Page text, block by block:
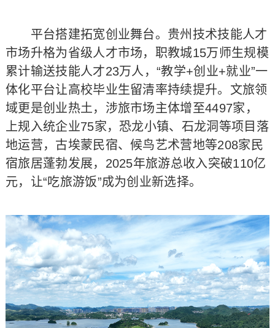
平台搭建拓宽创业舞台。贵州技术技能人才
市场升格为省级人才市场，职教城15万师生规模
累计输送技能人才23万人，“教学+创业+就业”一
体化平台让高校毕业生留清率持续提升。文旅领
域更是创业热土，涉旅市场主体增至4497家，
上规入统企业75家，恐龙小镇、石龙洞等项目落
地运营，古埃蒙民宿、候鸟艺术营地等208家民
宿旅居蓬勃发展，2025年旅游总收入突破110亿
元，让“吃旅游饭”成为创业新选择。